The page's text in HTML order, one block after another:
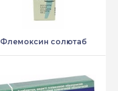
Флемоксин солютаб